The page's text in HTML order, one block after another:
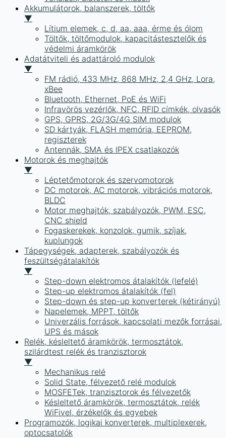
Akkumulátorok, balanszerek, töltők
▼
Lítium elemek, c, d, aa, aaa, érme és ólom
Töltők, töltőmodulok, kapacitástesztelők és
védelmi áramkörök
Adatátviteli és adattároló modulok
▼
FM rádió, 433 MHz, 868 MHz, 2,4 GHz, Lora,
xBee
Bluetooth, Ethernet, PoE és WiFi
Infravörös vezérlők, NFC, RFID címkék, olvasók
GPS, GPRS, 2G/3G/4G SIM modulok
SD kártyák, FLASH memória, EEPROM,
regiszterek
Antennák, SMA és IPEX csatlakozók
Motorok és meghajtók
▼
Léptetőmotorok és szervomotorok
DC motorok, AC motorok, vibrációs motorok,
BLDC
Motor meghajtók, szabályozók, PWM, ESC,
CNC shield
Fogaskerekek, konzolok, gumik, szíjak,
kuplungok
Tápegységek, adapterek, szabályozók és
feszültségátalakítók
▼
Step-down elektromos átalakítók (lefelé)
Step-up elektromos átalakítók (fel)
Step-down és step-up konverterek (kétirányú)
Napelemek, MPPT, töltők
Univerzális források, kapcsolati mezők forrásai,
UPS és mások
Relék, késleltető áramkörök, termosztátok,
szilárdtest relék és tranzisztorok
▼
Mechanikus relé
Solid State, félvezető relé modulok
MOSFETek, tranzisztorok és félvezetők
Késleltető áramkörök, termosztátok, relék
WiFivel, érzékelők és egyebek
Programozók, logikai konverterek, multiplexerek,
optocsatolók